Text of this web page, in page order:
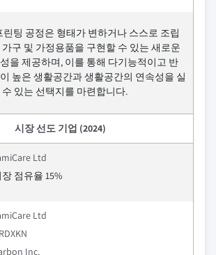
린팅 공정은 형태가 변하거나 스스로 조립
가구 및 가정용품을 구현할 수 있는 새로운
을 제공하며, 이를 통해 다기능적이고 반
높은 생활공간과 생활공간의 연속성을 실
수 있는 선택지를 마련합니다.
시장 선도 기업 (2024)
Ltd
점유율 15%
Ltd
Inc.